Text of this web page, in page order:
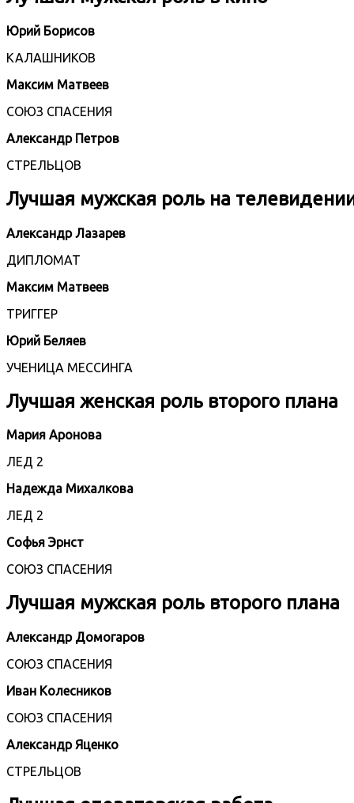
Юрий Борисов
КАЛАШНИКОВ
Максим Матвеев
СОЮЗ СПАСЕНИЯ
Александр Петров
СТРЕЛЬЦОВ
Лучшая мужская роль на
Александр Лазарев
ДИПЛОМАТ
Максим Матвеев
ТРИГГЕР
Юрий Беляев
УЧЕНИЦА МЕССИНГА
Лучшая женская роль второго плана
Мария Аронова
ЛЕД 2
Надежда Михалкова
ЛЕД 2
Софья Эрнст
СОЮЗ СПАСЕНИЯ
Лучшая мужская роль второго плана
Александр Домогаров
СОЮЗ СПАСЕНИЯ
Иван Колесников
СОЮЗ СПАСЕНИЯ
Александр Яценко
СТРЕЛЬЦОВ